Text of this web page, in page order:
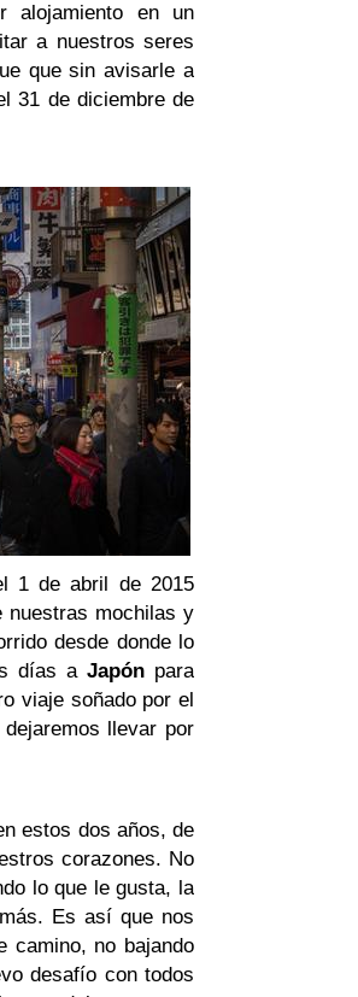
alojamiento en un
a nuestros seres
que sin avisarle a
31 de diciembre de
1 de abril de 2015
nuestras mochilas y
desde donde lo
días a Japónpara
viaje soñado por el
llevar por
estos dos años, de
corazones. No
lo que le gusta, la
Es así que nos
camino, no bajando
desafío con todos